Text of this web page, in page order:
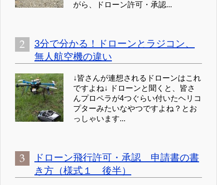
がら、ドローン許可・承認...
3分で分かる！ドローンとラジコン、
無人航空機の違い
↓皆さんが連想されるドローンはこれ
ですよね↓ ドローンと聞くと、皆さ
んプロペラが4つぐらい付いたヘリコ
プターみたいなやつですよね？とお
っしゃいます...
ドローン飛行許可・承認 申請書の書
き方（様式１ 後半）